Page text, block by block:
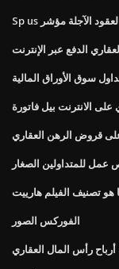
الدفع عبر الإنترنت
سوق الأوراق المالية
على الانترنت بيل فاتورة
قروض الرهن العقاري
عمل للمتداولين الصغار
هو تصنيف الفيلم هارييت
الفوركس الصور
رأس المال العقاري